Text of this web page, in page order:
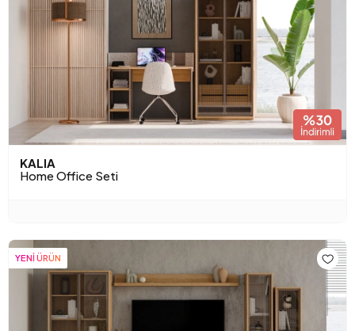
KALIA
Home Office Seti
YENİ ÜRÜN